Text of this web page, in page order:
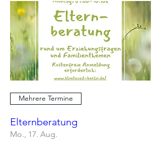
Mehrere Termine
Elternberatung
Mo., 17. Aug.